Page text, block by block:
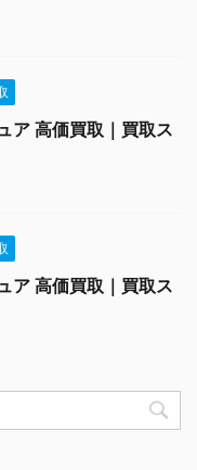
ア 高価買取｜買取ス
ア 高価買取｜買取ス